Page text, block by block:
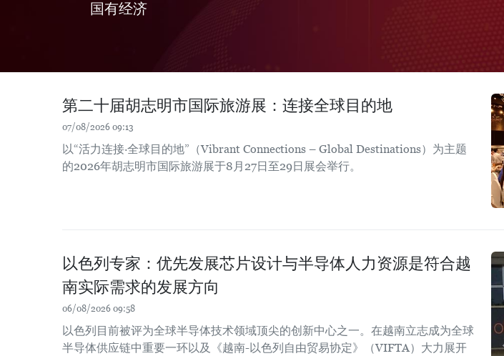
国有经济
第二十届胡志明市国际旅游展：连接全球目的地
07/08/2026 09:13
以“活力连接·全球目的地”（Vibrant Connections – Global Destinations）为主题
的2026年胡志明市国际旅游展于8月27日至29日展会举行。
以色列专家：优先发展芯片设计与半导体人力资源是符合越
南实际需求的发展方向
06/08/2026 09:58
以色列目前被评为全球半导体技术领域顶尖的创新中心之一。在越南立志成为全球
半导体供应链中重要一环以及《越南-以色列自由贸易协定》（VIFTA）大力展开